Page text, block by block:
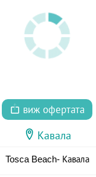
виж офертата
Кавала
Tosca Beach- Кавала